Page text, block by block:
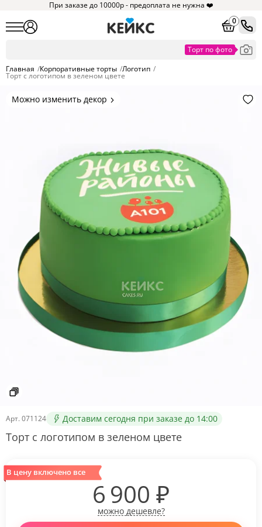
При заказе до 10000р - предоплата не нужна ❤️
0
Главная /Корпоративные торты /Логотип /
Торт с логотипом в зеленом цвете
Можно изменить декор
Арт. 071124 Доставим сегодня при заказе до 14:00
Торт с логотипом в зеленом цвете
В цену включено все
6 900 ₽
можно дешевле?